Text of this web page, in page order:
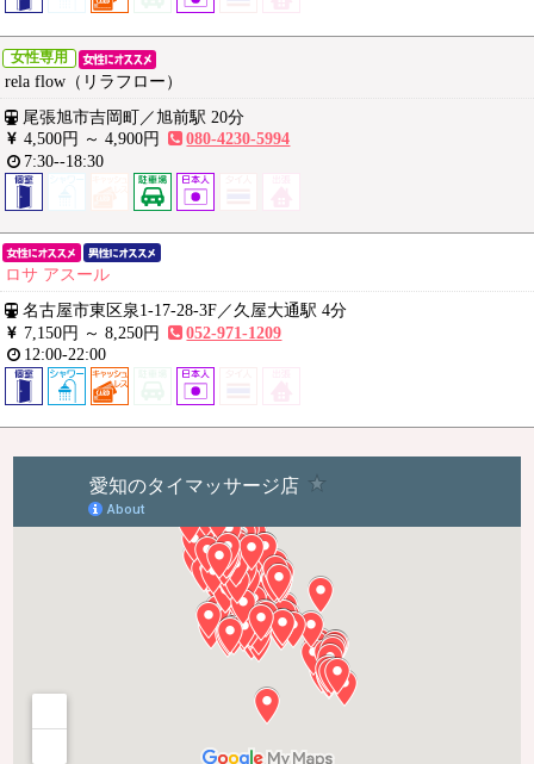
女性専用
rela flow（リラフロー）
尾張旭市吉岡町／旭前駅 20分
4,500円 ～4,900円
080-4230-5994
7:30--18:30
ロサ アスール
名古屋市東区泉1-17-28-3F／久屋大通駅 4分
7,150円 ～8,250円
052-971-1209
12:00-22:00